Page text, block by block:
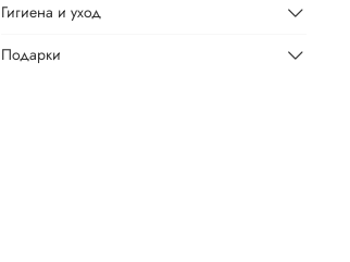
Гигиена и уход
Подарки